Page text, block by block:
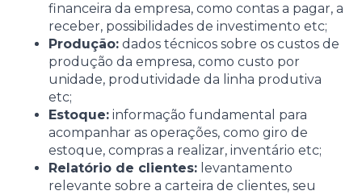
financeira da empresa, como contas a pagar, a
receber, possibilidades de investimento etc;
Produção: dados técnicos sobre os custos de
produção da empresa, como custo por
unidade, produtividade da linha produtiva
etc;
Estoque: informação fundamental para
acompanhar as operações, como giro de
estoque, compras a realizar, inventário etc;
Relatório de clientes: levantamento
relevante sobre a carteira de clientes, seu